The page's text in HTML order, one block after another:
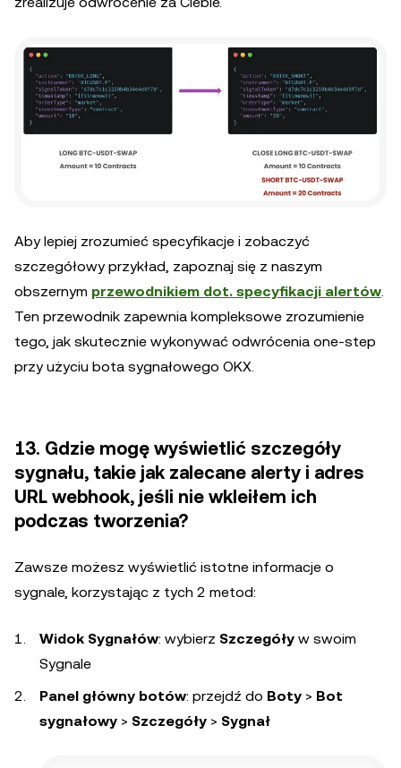
Aby lepiej zrozumieć specyfikacje i zobaczyć
szczegółowy przykład, zapoznaj się z naszym
obszernym przewodnikiem dot. specyfikacji alertów.
Ten przewodnik zapewnia kompleksowe zrozumienie
tego, jak skutecznie wykonywać odwrócenia one-step
przy użyciu bota sygnałowego OKX.
13. Gdzie mogę wyświetlić szczegóły
sygnału, takie jak zalecane alerty i adres
URL webhook, jeśli nie wkleiłem ich
podczas tworzenia?
Zawsze możesz wyświetlić istotne informacje o
sygnale, korzystając z tych 2 metod:
Widok Sygnałów: wybierz Szczegóły w swoim
Sygnale
Panel główny botów: przejdź do Boty > Bot
sygnałowy > Szczegóły > Sygnał